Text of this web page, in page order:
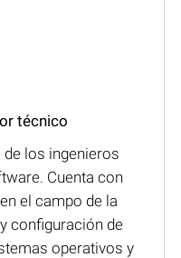
técnico
los ingenieros
Cuenta con
el campo de la
configuración de
operativos y